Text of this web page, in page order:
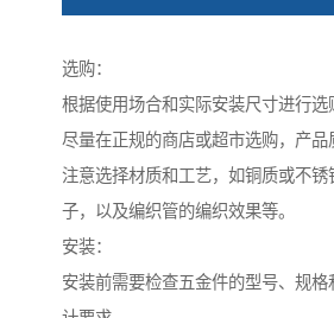
选购：
根据使用场合和实际安装尺寸进行选
尽量在正规的商店或超市选购，产品
注意选择材质和工艺，如铜质或不锈
子，以及编织管的编织效果等。
安装：
安装前需要检查五金件的型号、规